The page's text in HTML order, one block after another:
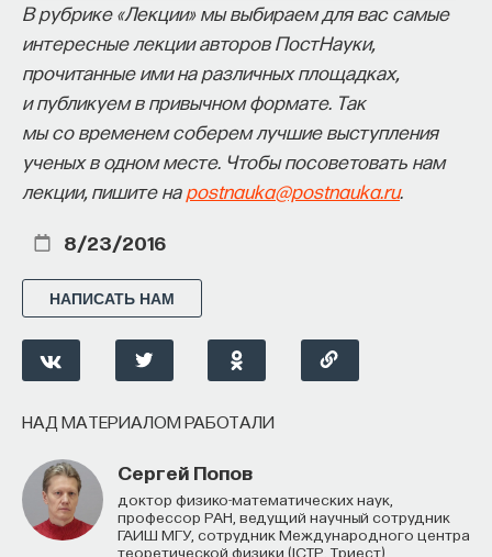
В рубрике «Лекции» мы выбираем для вас самые
интересные лекции авторов ПостНауки,
прочитанные ими на различных площадках,
и публикуем в привычном формате. Так
мы со временем соберем лучшие выступления
ученых в одном месте. Чтобы посоветовать нам
лекции, пишите наpostnauka@postnauka.ru.
8/23/2016
НАПИСАТЬ НАМ
НАД МАТЕРИАЛОМ РАБОТАЛИ
Сергей Попов
Доктор физико-математических наук,
профессор РАН, ведущий научный сотрудник
ГАИШ МГУ, сотрудник Международного центра
теоретической физики (ICTP, Триест)
Химия между нейронами:
вещества, которые управляют
нами
СОХРАНИТЬ КУРС
исследовательские группы и IT-команды
пытаются воссоздать интеллект как по образу
и подобию мозга, так и без этого подобия.
Принципиальных препятствий к решению этой
проблемы не видно. Многие частные задачи,
казавшиеся совсем недавно «чисто
человеческими», как игра в шахматы, понимание
слов устной речи, интеллектуальные игры, уже
высокого качества. Скорее всего, ждать
появления искусственных разумных систем
осталось недолго — не больше пяти лет, то есть
до конца 2018 года. Разумеется, это только
2/14/2014
НАПИСАТЬ НАМ